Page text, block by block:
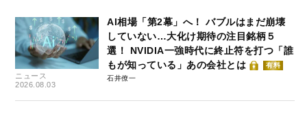
ニュース
2026.08.03
AI相場「第2幕」へ！ バブルはまだ崩壊
していない…大化け期待の注目銘柄５
選！ NVIDIA一強時代に終止符を打つ「誰
もが知っている」あの会社とは
有料
石井僚一